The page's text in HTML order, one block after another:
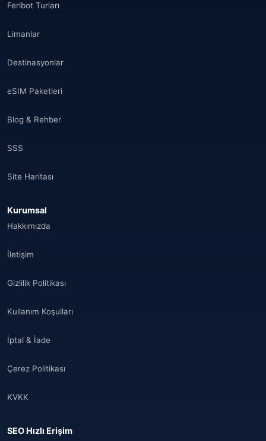
Feribot Turları
Limanlar
Destinasyonlar
eSIM Paketleri
Blog & Rehber
SSS
Site Haritası
Kurumsal
Hakkımızda
İletişim
Gizlilik Politikası
Kullanım Koşulları
İptal & İade
Çerez Politikası
KVKK
SEO Hızlı Erişim